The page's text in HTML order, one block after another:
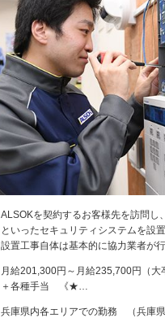
ALSOKを契約するお客様先を訪問し
といったセキュリティシステムを設
設置工事自体は基本的に協力業者が
月給201,300円～月給235,700円（大
＋各種手当 《★…
兵庫県内各エリアでの勤務 （兵庫